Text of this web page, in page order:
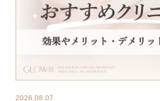
2026.08.07